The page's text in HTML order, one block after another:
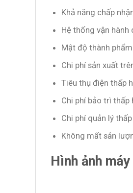
Khả năng chấp
Hệ thống vận hành
Mật độ thành
Chi phí sản xuất
Tiêu thụ điện thấp
Chi phí bảo trì thấp
Chi phí quản lý
Không mất sản
Hình ảnh